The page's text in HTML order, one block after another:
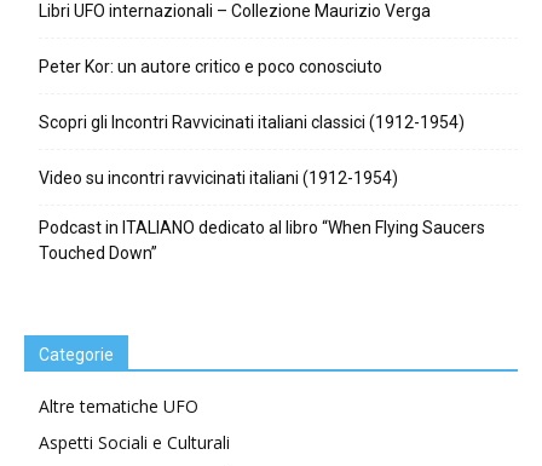
Libri UFO internazionali – Collezione Maurizio Verga
Peter Kor: un autore critico e poco conosciuto
Scopri gli Incontri Ravvicinati italiani classici (1912-1954)
Video su incontri ravvicinati italiani (1912-1954)
Podcast in ITALIANO dedicato al libro “When Flying Saucers
Touched Down”
Categorie
Altre tematiche UFO
Aspetti Sociali e Culturali